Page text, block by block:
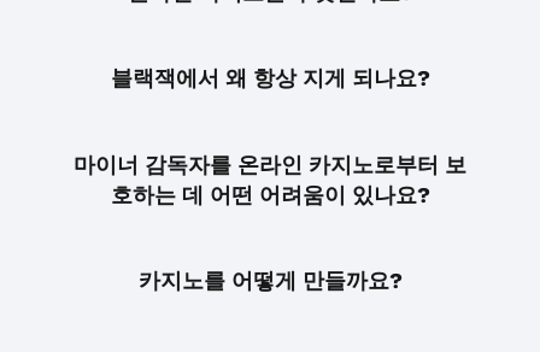
블랙잭에서 왜 항상 지게 되나요?
마이너 감독자를 온라인 카지노로부터 보
호하는 데 어떤 어려움이 있나요?
카지노를 어떻게 만들까요?